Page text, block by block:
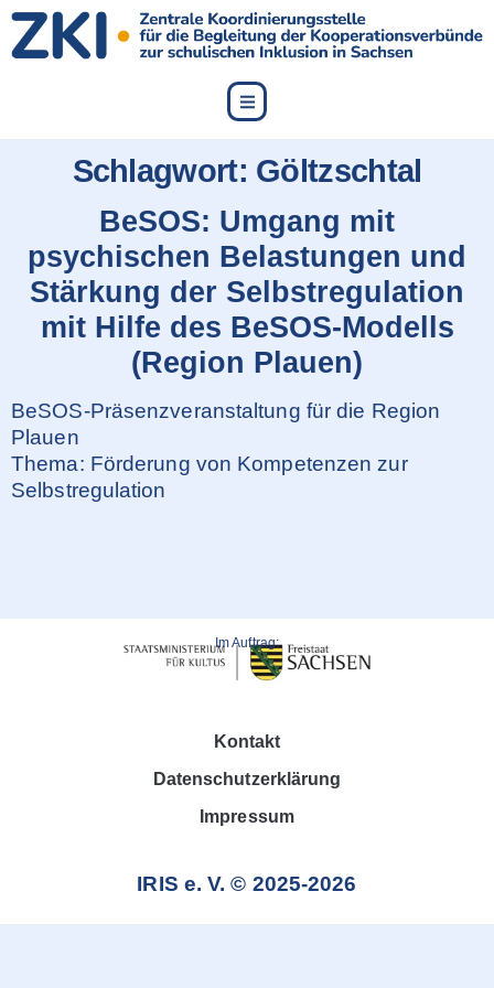
content
Schlagwort: Göltzschtal
BeSOS: Umgang mit
psychischen Belastungen und
Stärkung der Selbstregulation
mit Hilfe des BeSOS-Modells
(Region Plauen)
BeSOS-Präsenzveranstaltung für die Region
Plauen
Thema: Förderung von Kompetenzen zur
Selbstregulation
Im Auftrag:
Kontakt
Datenschutzerklärung
Impressum
IRIS e. V. © 2025-2026